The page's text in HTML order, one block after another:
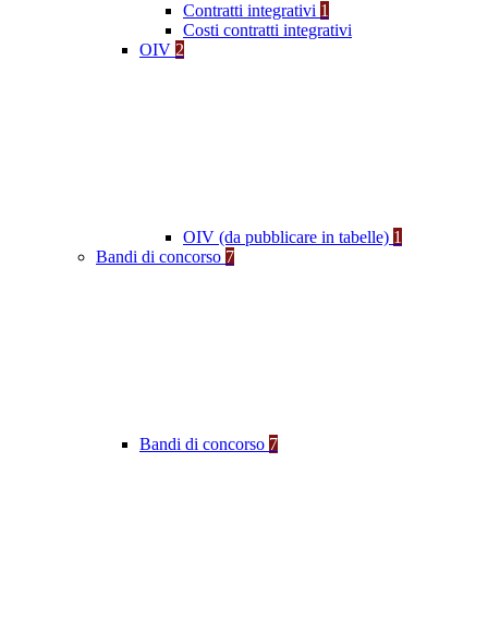
Contratti integrativi 1
Costi contratti integrativi
OIV 2
OIV (da pubblicare in tabelle) 1
Bandi di concorso 7
Bandi di concorso 7